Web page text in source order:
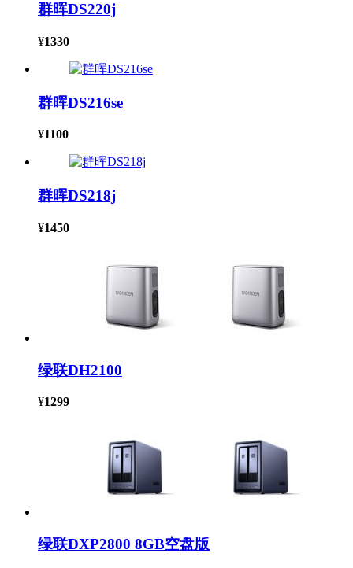
群晖DS220j
¥1330
群晖DS216se
¥1100
群晖DS218j
¥1450
绿联DH2100
¥1299
绿联DXP2800 8GB空盘版